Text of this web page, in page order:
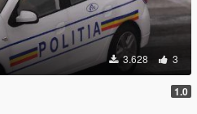
3.628 3
1.0